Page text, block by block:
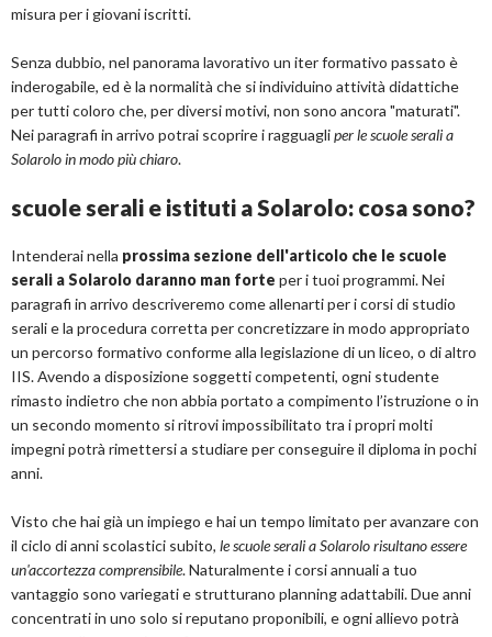
misura per i giovani iscritti.
Senza dubbio, nel panorama lavorativo un iter formativo passato è
inderogabile, ed è la normalità che si individuino attività didattiche
per tutti coloro che, per diversi motivi, non sono ancora "maturati".
Nei paragrafi in arrivo potrai scoprire i ragguagliper le scuole serali a
Solarolo in modo più chiaro.
scuole serali e istituti a Solarolo: cosa sono?
Intenderai nella prossima sezione dell'articolo che le scuole
serali a Solarolo daranno man forte per i tuoi programmi. Nei
paragrafi in arrivo descriveremo come allenarti per i corsi di studio
serali e la procedura corretta per concretizzare in modo appropriato
un percorso formativo conforme alla legislazione di un liceo, o di altro
IIS. Avendo a disposizione soggetti competenti, ogni studente
rimasto indietro che non abbia portato a compimento l’istruzione o in
un secondo momento si ritrovi impossibilitato tra i propri molti
impegni potrà rimettersi a studiare per conseguire il diploma in pochi
anni.
Visto che hai già un impiego e hai un tempo limitato per avanzare con
il ciclo di anni scolastici subito, le scuole serali a Solarolo risultano essere
un'accortezza comprensibile. Naturalmente i corsi annuali a tuo
vantaggio sono variegati e strutturano planning adattabili. Due anni
concentrati in uno solo si reputano proponibili, e ogni allievo potrà